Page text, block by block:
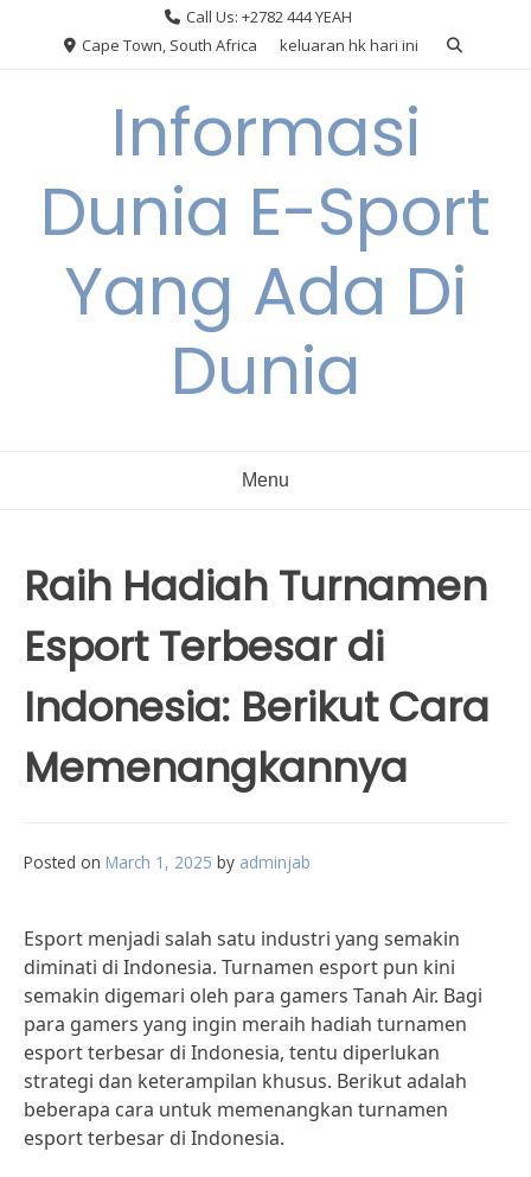
Call Us: +2782 444 YEAH
Cape Town, South Africa
keluaran hk hari ini
Informasi
Dunia E-Sport
Yang Ada Di
Dunia
Menu
Raih Hadiah Turnamen
Esport Terbesar di
Indonesia: Berikut Cara
Memenangkannya
Posted on March 1, 2025 by adminjab
Esport menjadi salah satu industri yang semakin
diminati di Indonesia. Turnamen esport pun kini
semakin digemari oleh para gamers Tanah Air. Bagi
para gamers yang ingin meraih hadiah turnamen
esport terbesar di Indonesia, tentu diperlukan
strategi dan keterampilan khusus. Berikut adalah
beberapa cara untuk memenangkan turnamen
esport terbesar di Indonesia.